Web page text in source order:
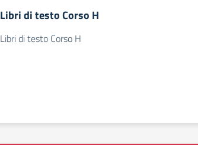
Libri di testo Corso H
Libri di testo Corso H